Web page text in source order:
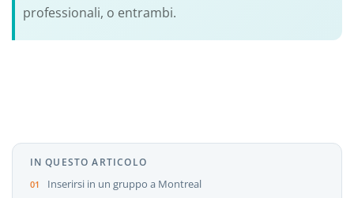
professionali, o entrambi.
IN QUESTO ARTICOLO
Inserirsi in un gruppo a Montreal